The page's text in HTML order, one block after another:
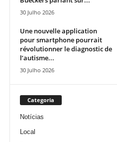
30 Julho 2026
Une nouvelle application
pour smartphone pourrait
révolutionner le diagnostic de
l’autisme...
30 Julho 2026
Categoria
Notícias
Local